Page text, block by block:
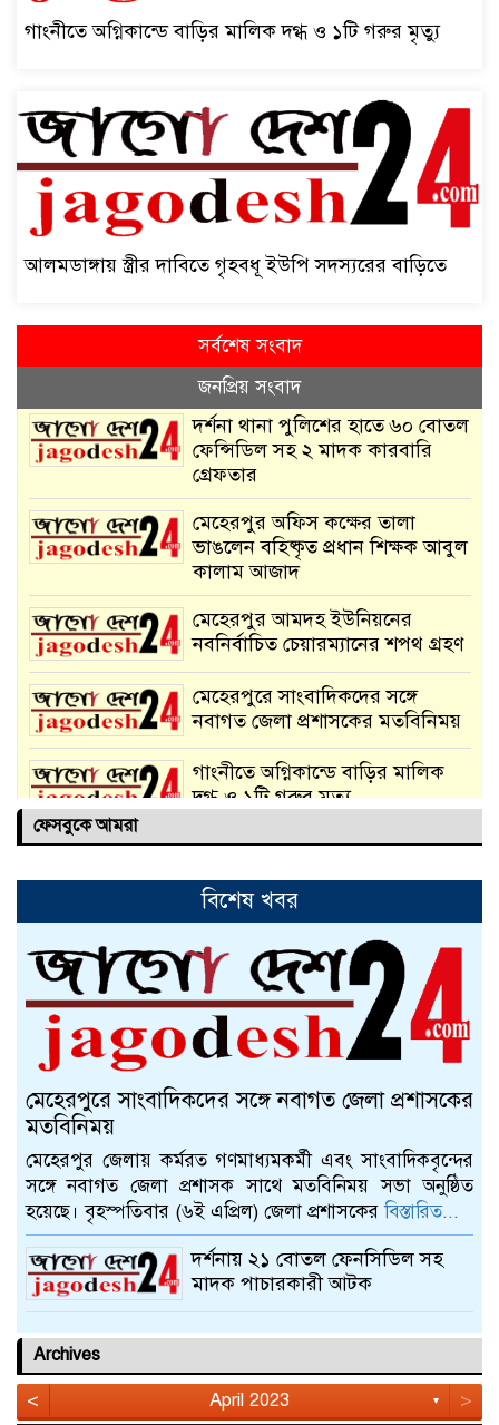
গাংনীতে অগ্নিকান্ডে বাড়ির মালিক দগ্ধ ও ১টি গরুর মৃত্যু
আলমডাঙ্গায় স্ত্রীর দাবিতে গৃহবধূ ইউপি সদস্যরের বাড়িতে
সর্বশেষ সংবাদ
জনপ্রিয় সংবাদ
দর্শনা থানা পুলিশের হাতে ৬০ বোতল
ফেন্সিডিল সহ ২ মাদক কারবারি
গ্রেফতার
মেহেরপুর অফিস কক্ষের তালা
ভাঙলেন বহিষ্কৃত প্রধান শিক্ষক আবুল
কালাম আজাদ
মেহেরপুর আমদহ ইউনিয়নের
নবনির্বাচিত চেয়ারম্যানের শপথ গ্রহণ
মেহেরপুরে সাংবাদিকদের সঙ্গে
নবাগত জেলা প্রশাসকের মতবিনিময়
গাংনীতে অগ্নিকান্ডে বাড়ির মালিক
দগ্ধ ও ১টি গরুর মৃত্যু
দর্শনায় ২১ বোতল ফেনসিডিল সহ
আলমডাঙ্গায় স্ত্রীর দাবিতে গৃহবধূ
ইউপি সদস্যরের বাড়িতে
আলমডাঙ্গায় বাংলা নববর্ষ ১৪৩০
উদযাপন উপলক্ষে প্রস্তুতি সভা
চুয়াডাঙ্গায় বাঁধনের বার্ষিক ইফতার ও
চুয়াডাঙ্গায় জাতীয় ও আন্তর্জাতিক
ক্রীড়া দিবসে র‍্যালি ও আলোচনা সভা
ফেসবুকে আমরা
বিশেষ খবর
মেহেরপুরে সাংবাদিকদের সঙ্গে নবাগত জেলা প্রশাসকের
মতবিনিময়
মেহেরপুর জেলায় কর্মরত গণমাধ্যমকর্মী এবং সাংবাদিকবৃন্দের
সঙ্গে নবাগত জেলা প্রশাসক সাথে মতবিনিময় সভা অনুষ্ঠিত
হয়েছে। বৃহস্পতিবার (৬ই এপ্রিল) জেলা প্রশাসকেরবিস্তারিত...
দর্শনায় ২১ বোতল ফেনসিডিল সহ
মাদক পাচারকারী আটক
Archives
< April 2023 ▼ >